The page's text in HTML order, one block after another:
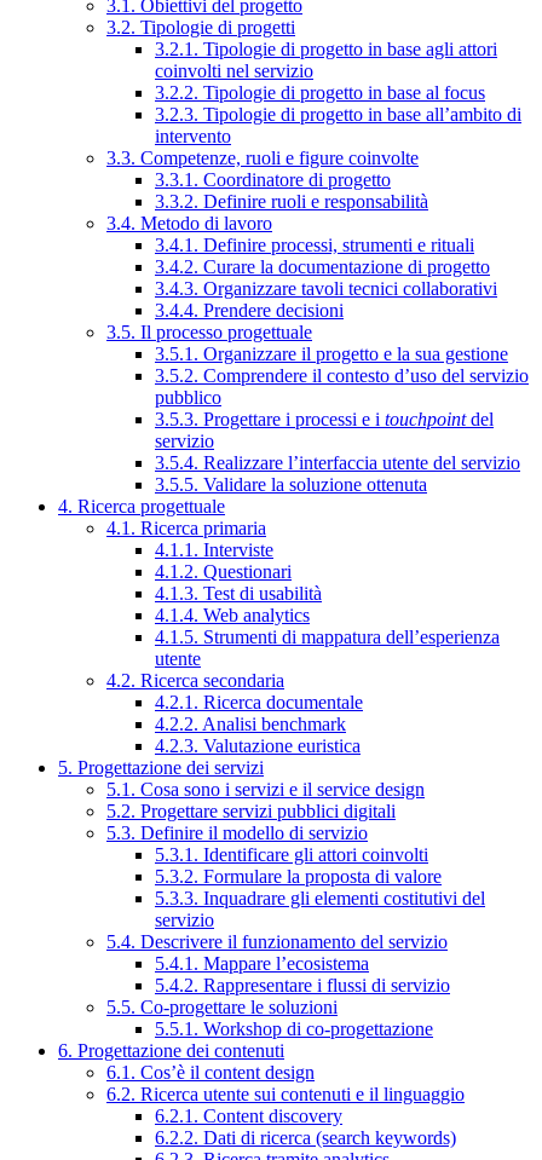
3.1. Obiettivi del progetto
3.2. Tipologie di progetti
3.2.1. Tipologie di progetto in base agli attori
coinvolti nel servizio
3.2.2. Tipologie di progetto in base al focus
3.2.3. Tipologie di progetto in base all’ambito di
intervento
3.3. Competenze, ruoli e figure coinvolte
3.3.1. Coordinatore di progetto
3.3.2. Definire ruoli e responsabilità
3.4. Metodo di lavoro
3.4.1. Definire processi, strumenti e rituali
3.4.2. Curare la documentazione di progetto
3.4.3. Organizzare tavoli tecnici collaborativi
3.4.4. Prendere decisioni
3.5. Il processo progettuale
3.5.1. Organizzare il progetto e la sua gestione
3.5.2. Comprendere il contesto d’uso del servizio
pubblico
3.5.3. Progettare i processi e i touchpointdel
servizio
3.5.4. Realizzare l’interfaccia utente del servizio
3.5.5. Validare la soluzione ottenuta
4. Ricerca progettuale
4.1. Ricerca primaria
4.1.1. Interviste
4.1.2. Questionari
4.1.3. Test di usabilità
4.1.4. Web analytics
4.1.5. Strumenti di mappatura dell’esperienza
utente
4.2. Ricerca secondaria
4.2.1. Ricerca documentale
4.2.2. Analisi benchmark
4.2.3. Valutazione euristica
5. Progettazione dei servizi
5.1. Cosa sono i servizi e il service design
5.2. Progettare servizi pubblici digitali
5.3. Definire il modello di servizio
5.3.1. Identificare gli attori coinvolti
5.3.2. Formulare la proposta di valore
5.3.3. Inquadrare gli elementi costitutivi del
servizio
5.4. Descrivere il funzionamento del servizio
5.4.1. Mappare l’ecosistema
5.4.2. Rappresentare i flussi di servizio
5.5. Co-progettare le soluzioni
5.5.1. Workshop di co-progettazione
6. Progettazione dei contenuti
6.1. Cos’è il content design
6.2. Ricerca utente sui contenuti e il linguaggio
6.2.1. Content discovery
6.2.2. Dati di ricerca (search keywords)